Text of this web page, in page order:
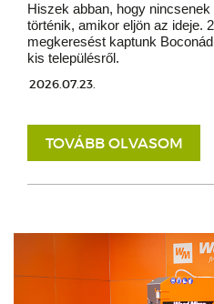
Hiszek abban, hogy
történik, amikor eljön az ideje.
megkeresést kaptunk
kis településről.
2026.07.23.
TOVÁBB OLVASOM